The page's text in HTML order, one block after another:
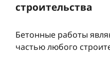
строительства
Бетонные работы
частью любого